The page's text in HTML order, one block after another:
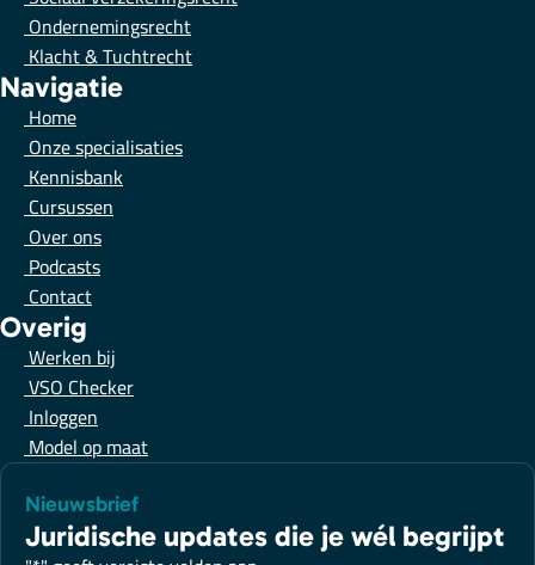
Ondernemingsrecht
Klacht & Tuchtrecht
Navigatie
Home
Onze specialisaties
Kennisbank
Cursussen
Over ons
Podcasts
Contact
Overig
Werken bij
VSO Checker
Inloggen
Model op maat
Nieuwsbrief
Juridische updates die je wél begrijpt